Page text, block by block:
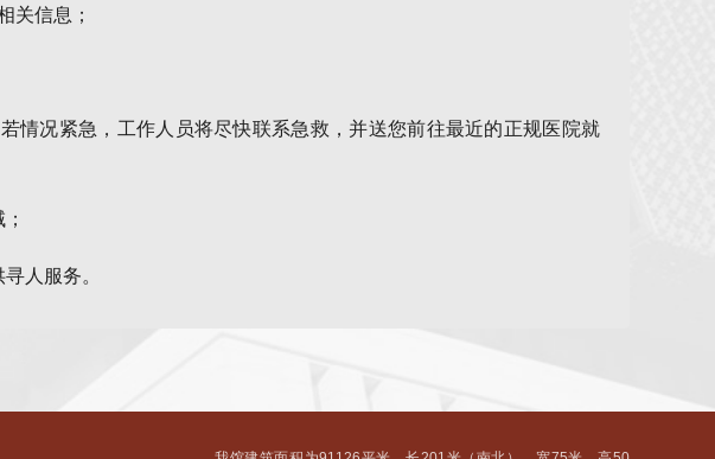
关信息；
情况紧急，工作人员将尽快联系急救，并送您前往最近的正规医院就
人服务。